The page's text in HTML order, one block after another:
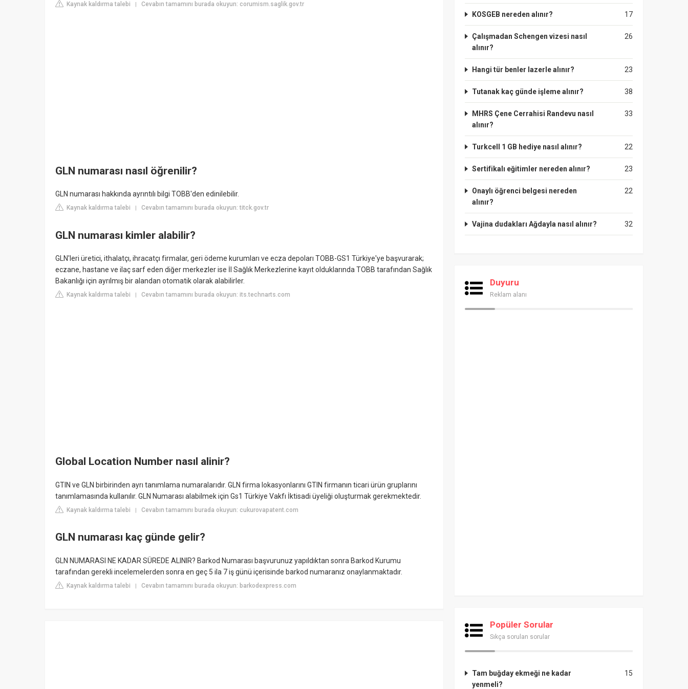
Kaynak kaldırma talebi | Cevabın tamamını burada okuyun: corumism.saglik.gov.tr
GLN numarası nasıl öğrenilir?
GLN numarası hakkında ayrıntılı bilgi TOBB'den edinilebilir.
Kaynak kaldırma talebi Cevabın tamamını burada okuyun: titck.gov.tr
GLN numarası kimler alabilir?
GLN'leri üretici, ithalatçı, ihracatçı firmalar, geri ödeme kurumları ve ecza depoları TOBB-GS1 Türkiye'ye başvurarak;
eczane, hastane ve ilaç sarf eden diğer merkezler ise İl Sağlık Merkezlerine kayıt olduklarında TOBB tarafından Sağlık
Bakanlığı için ayrılmış bir alandan otomatik olarak alabilirler.
Kaynak kaldırma talebi Cevabın tamamını burada okuyun: its.technarts.com
Global Location Number nasıl alinir?
GTIN ve GLN birbirinden ayrı tanımlama numaralarıdır. GLN firma lokasyonlarını GTIN firmanın ticari ürün gruplarını
tanımlamasında kullanılır. GLN Numarası alabilmek için Gs1 Türkiye Vakfı İktisadi üyeliği oluşturmak gerekmektedir.
Kaynak kaldırma talebi | Cevabın tamamını burada okuyun: cukurovapatent.com
GLN numarası kaç günde gelir?
GLN NUMARASI NE KADAR SÜREDE ALINIR? Barkod Numarası başvurunuz yapıldıktan sonra Barkod Kurumu
tarafından gerekli incelemelerden sonra en geç 5 ila 7 iş günü içerisinde barkod numaranız onaylanmaktadır.
Kaynak kaldırma talebi | Cevabın tamamını burada okuyun: barkodexpress.com
17
KOSGEB nereden alınır?
26
Çalışmadan Schengen vizesi nasıl
alınır?
23
Hangi tür benler lazerle alınır?
38
Tutanak kaç günde işleme alınır?
33
MHRS Çene Cerrahisi Randevu nasıl
alınır?
22
Turkcell 1 GB hediye nasıl alınır?
23
Sertifikalı eğitimler nereden alınır?
22
Onaylı öğrenci belgesi nereden
alınır?
32
Vajina dudakları Ağdayla nasıl alınır?
Duyuru
Reklam alanı
Popüler Sorular
Sıkça sorulan sorular
15
Tam buğday ekmeği ne kadar
yenmeli?